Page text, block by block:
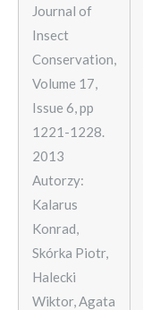
Journal of
Insect
Conservation,
Volume 17,
Issue 6, pp
1221-1228.
2013
Autorzy:
Kalarus
Konrad,
Skórka Piotr,
Halecki
Wiktor, Agata